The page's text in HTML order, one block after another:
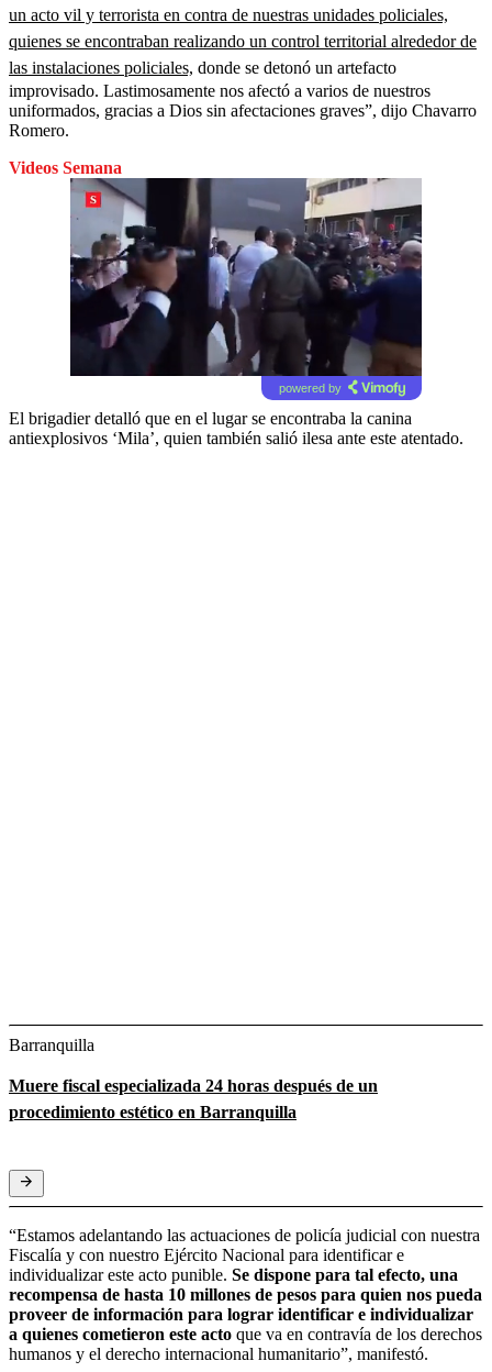
un acto vil y terrorista en contra de nuestras unidades policiales,
quienes se encontraban realizando un control territorial alrededor de
las instalaciones policiales, donde se detonó un artefacto
improvisado. Lastimosamente nos afectó a varios de nuestros
uniformados, gracias a Dios sin afectaciones graves”, dijo Chavarro
Romero.
Videos Semana
powered by
El brigadier detalló que en el lugar se encontraba la canina
antiexplosivos ‘Mila’, quien también salió ilesa ante este atentado.
Barranquilla
Muere fiscal especializada 24 horas después de un
procedimiento estético en Barranquilla
“Estamos adelantando las actuaciones de policía judicial con nuestra
Fiscalía y con nuestro Ejército Nacional para identificar e
individualizar este acto punible. Se dispone para tal efecto, una
recompensa de hasta 10 millones de pesos para quien nos pueda
proveer de información para lograr identificar e individualizar
a quienes cometieron este acto que va en contravía de los derechos
humanos y el derecho internacional humanitario”, manifestó.